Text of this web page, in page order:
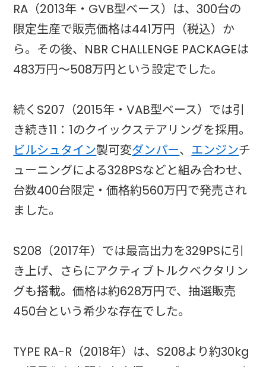
RA（2013年・GVB型ベース）は、300台の
限定生産で販売価格は441万円（税込）か
ら。その後、NBR CHALLENGE PACKAGEは
483万円〜508万円という設定でした。
続くS207（2015年・VAB型ベース）では引
き続き11：1のクイックステアリングを採用。
ビルシュタイン製可変ダンパー、 エンジンチ
ューニングによる328PSなどと組み合わせ、
台数400台限定・価格約560万円で発売され
ました。
S208（2017年）では最高出力を329PSに引
き上げ、さらにアクティブトルクベクタリン
グも搭載。価格は約628万円で、抽選販売
450台という希少な存在でした。
TYPE RA-R（2018年）は、S208より約30kg